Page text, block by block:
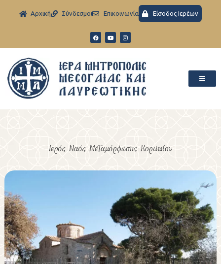
Aρχική Σύνδεσμοι Eπικοινωνία Είσοδος Ιερέων
Ιερός Ναός Μεταμόρφωσης Κορωπίου